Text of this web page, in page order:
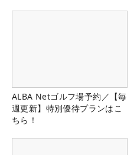
ALBA Netゴルフ場予約／【毎
週更新】特別優待プランはこ
ちら！